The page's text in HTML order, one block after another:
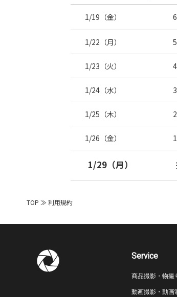
1/19（金）
1/22（月）
1/23（火）
1/24（水）
1/25（木）
1/26（金）
1/29（月）
TOP ≫ 利用規約
Service
商品撮影・物撮
動画撮影・動画